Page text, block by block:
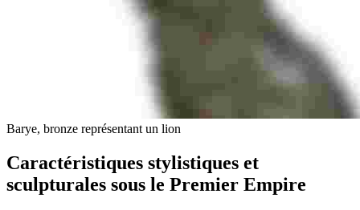
Barye, bronze représentant un lion
Caractéristiques stylistiques et
sculpturales sous le Premier Empire